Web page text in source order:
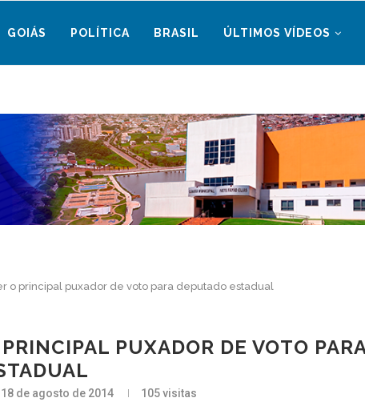
GOIÁS POLÍTICA BRASIL ÚLTIMOS VÍDEOS
o principal puxador de voto para deputado estadual
PUXADOR DE VOTO
18 de agosto de 2014 105visitas